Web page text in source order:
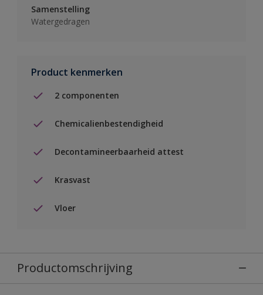
Samenstelling
Watergedragen
Product kenmerken
2 componenten
Chemicalienbestendigheid
Decontamineerbaarheid attest
Krasvast
Vloer
Productomschrijving